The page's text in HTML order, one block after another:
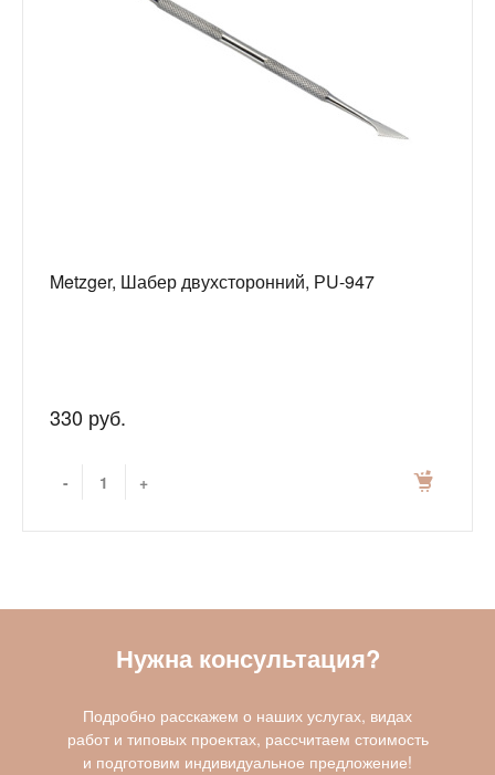
Metzger, Шабер двухсторонний, РU-947
330 руб.
- +
Нужна консультация?
Подробно расскажем о наших услугах, видах
работ и типовых проектах, рассчитаем стоимость
и подготовим индивидуальное предложение!